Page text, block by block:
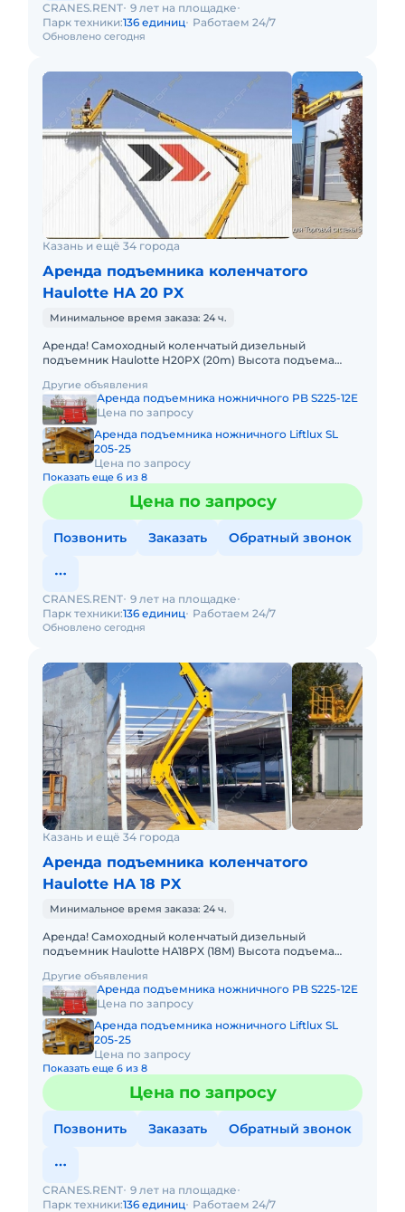
Обновлено сегодня
CRANES.RENT 9 лет на площадке
Парк техники:136 единиц Работаем 24/7
Казань и ещё 34 города
Аренда подъемника коленчатого
Haulotte HA 20 PX
Минимальное время заказа: 24 ч.
Аренда! Самоходный коленчатый дизельный
подъемник Haulotte H20PX (20m) Высота подъема
Вес: 12260кг Грузопо
Другие объявления
Аренда подъемника ножничного PB S225-12E
Цена по запросу
Аренда подъемника ножничного Liftlux SL
205-25
Цена по запросу
Показать еще 6 из 8
Цена по запросу
Позвонить Заказать Обратный звонок
Обновлено сегодня
CRANES.RENT 9 лет на площадке
Парк техники:136 единиц Работаем 24/7
Казань и ещё 34 города
Аренда подъемника коленчатого
Haulotte HA 18 PX
Минимальное время заказа: 24 ч.
Аренда! Самоходный коленчатый дизельный
подъемник Haulotte HA18PX (18M) Высота подъема
Вес: 8120кг Грузопо
Другие объявления
Аренда подъемника ножничного PB S225-12E
Цена по запросу
Аренда подъемника ножничного Liftlux SL
205-25
Цена по запросу
Показать еще 6 из 8
Цена по запросу
Позвонить Заказать Обратный звонок
CRANES.RENT 9 лет на площадке
Парк техники:136 единиц Работаем 24/7